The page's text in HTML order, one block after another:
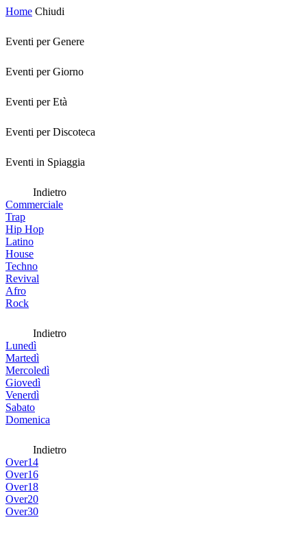
Home Chiudi
Eventi per Genere
Eventi per Giorno
Eventi per Età
Eventi per Discoteca
Eventi in Spiaggia
Indietro
Commerciale
Trap
Hip Hop
Latino
House
Techno
Revival
Afro
Rock
Indietro
Lunedì
Martedì
Mercoledì
Giovedì
Venerdì
Sabato
Domenica
Indietro
Over14
Over16
Over18
Over20
Over30